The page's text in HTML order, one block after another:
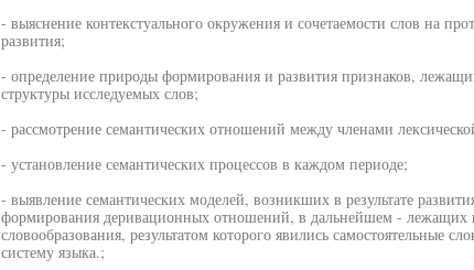
- выяснение контекстуального окружения и сочетаемости слов на
развития;
- определение природы формирования и развития признаков,
структуры исследуемых слов;
- рассмотрение семантических отношений между членами
- установление семантических процессов в каждом периоде;
- выявление семантических моделей, возникших в результате
формирования деривационных отношений, в дальнейшем - лежащих в
словообразования, результатом которого явились самостоятельные
систему языка.;